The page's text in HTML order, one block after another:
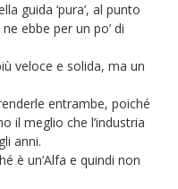
guida ‘pura’, al punto
ebbe per un po’ di
veloce e solida, ma un
entrambe, poiché
il meglio che l’industria
anni.
è un’Alfa e quindi non